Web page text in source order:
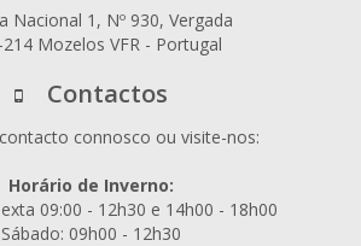
Nacional 1, Nº 930, Vergada
Mozelos VFR - Portugal
Contactos
connosco ou visite-nos:
Horário de Inverno:
09:00 - 12h30 e 14h00 - 18h00
Sábado: 09h00 - 12h30